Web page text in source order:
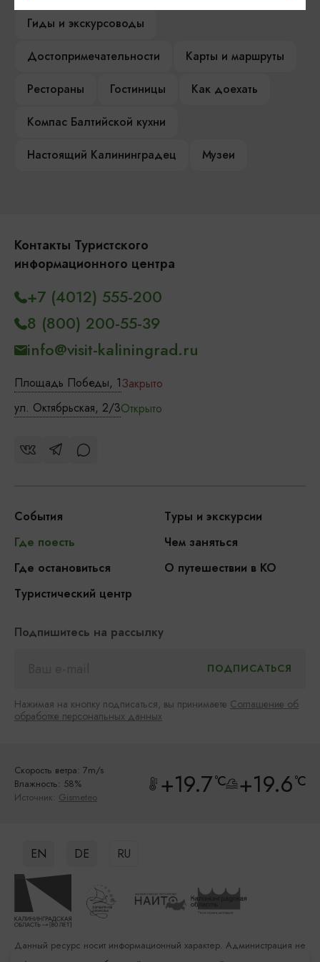
Гиды и экскурсоводы
Достопримечательности
Карты и маршруты
Рестораны
Гостиницы
Как доехать
Компас Балтийской кухни
Настоящий Калининградец
Музеи
Контакты Туристского
информационного центра
Площадь Победы, 1Закрыто
ул. Октябрьская, 2/3Открыто
+7 (4012) 555-200
8 (800) 200-55-39
info@visit-kaliningrad.ru
События
Туры и экскурсии
Где поесть
Чем заняться
Где остановиться
О путешествии в КО
Туристический центр
Подпишитесь на рассылку
Нажимая на кнопку подписаться, вы принимаете Соглашение об
обработке персональных данных
Скорость ветра: 7m/s
Влажность: 58%
Источник: Gismeteo +19.7°C +19.6°C
EN DE RU
Данный ресурс носит информационный характер. Администрация не